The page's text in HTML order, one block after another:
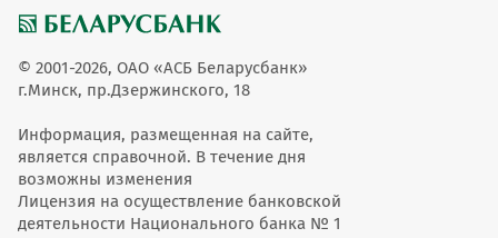
© 2001-2026, ОАО «АСБ Беларусбанк»
г.Минск, пр.Дзержинского, 18
Информация, размещенная на сайте,
является справочной. В течение дня
возможны изменения
Лицензия на осуществление банковской
деятельности Национального банка № 1